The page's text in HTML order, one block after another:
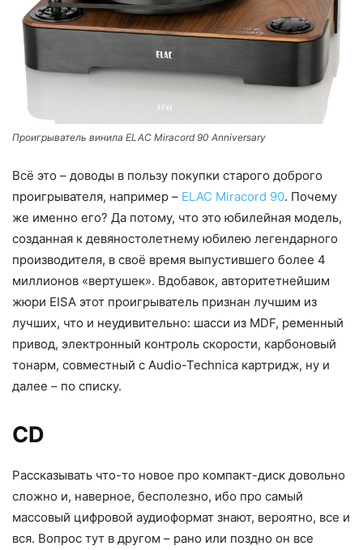
Проигрыватель винила ELAC Miracord 90 Anniversary
Всё это – доводы в пользу покупки старого доброго
проигрывателя, например – ELAC Miracord 90. Почему
же именно его? Да потому, что это юбилейная модель,
созданная к девяностолетнему юбилею легендарного
производителя, в своё время выпустившего более 4
миллионов «вертушек». Вдобавок, авторитетнейшим
жюри EISA этот проигрыватель признан лучшим из
лучших, что и неудивительно: шасси из MDF, ременный
привод, электронный контроль скорости, карбоновый
тонарм, совместный с Audio-Technica картридж, ну и
далее – по списку.
CD
Рассказывать что-то новое про компакт-диск довольно
сложно и, наверное, бесполезно, ибо про самый
массовый цифровой аудиоформат знают, вероятно, все и
вся. Вопрос тут в другом – рано или поздно он все